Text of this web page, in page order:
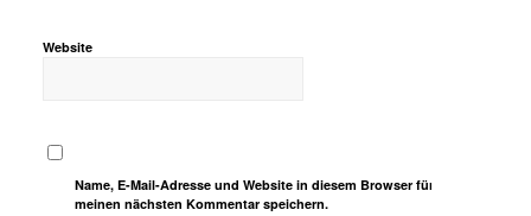
Website
Name, E-Mail-Adresse und Website in diesem Browser für
meinen nächsten Kommentar speichern.